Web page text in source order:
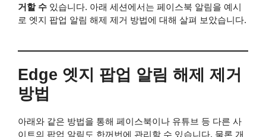
거할 수 있습니다. 아래 세션에서는 페이스북 알림을 예시
로 엣지 팝업 알림 해제 제거 방법에 대해 살펴 보았습니다.
Edge 엣지 팝업 알림 해제 제거
방법
아래와 같은 방법을 통해 페이스북이나 유튜브 등 다른 사
이트의 팝업 알림도 한꺼번에 관리할 수 있습니다. 물론 개